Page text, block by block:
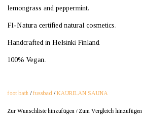
lemongrass and peppermint.
FI-Natura certified natural cosmetics.
Handcrafted in Helsinki Finland.
100% Vegan.
foot bath /fussbad /KAURILAN SAUNA
Zur Wunschliste hinzufügen / Zum Vergleich hinzufügen